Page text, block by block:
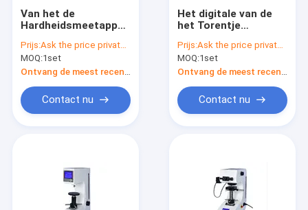
Van het de
Hardheidsmeetapparaat
Digitale Vickers van
het de Laagblad
Thermische
behandeling
Gecarbureerde de
Hardheidstest
Prijs:Ask the price privately
MOQ:1set
Contact nu
Het digitale van de
het Torentje
Thermische
behandeling van de
het Schermvertoning
Automatische
Meetapparaat van
Vickers
Prijs:Ask the price privately
MOQ:1set
Contact nu